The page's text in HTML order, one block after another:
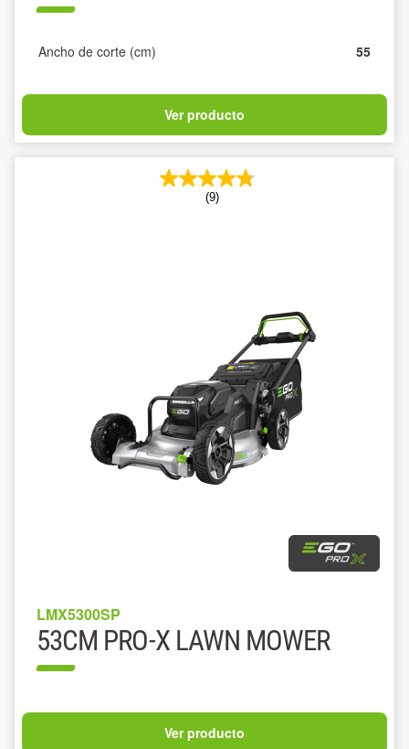
Ancho de corte (cm) 55
Ver producto
(9)
LMX5300SP
53CM PRO-X LAWN MOWER
Ver producto